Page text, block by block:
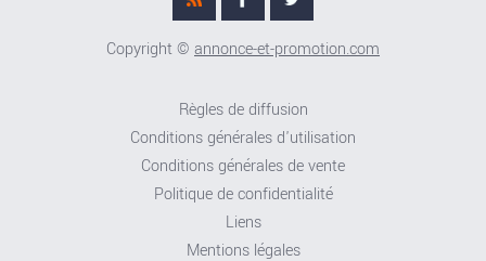
Copyright © annonce-et-promotion.com
Règles de diffusion
Conditions générales d'utilisation
Conditions générales de vente
Politique de confidentialité
Liens
Mentions légales